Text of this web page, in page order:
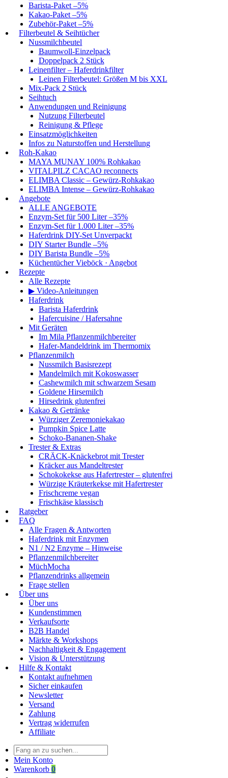
Barista-Paket –5%
Kakao-Paket –5%
Zubehör-Paket –5%
Filterbeutel & Seihtücher
Nussmilchbeutel
Baumwoll-Einzelpack
Doppelpack 2 Stück
Leinenfilter – Haferdrinkfilter
Leinen Filterbeutel: Größen M bis XXL
Mix-Pack 2 Stück
Seihtuch
Anwendungen und Reinigung
Nutzung Filterbeutel
Reinigung & Pflege
Einsatzmöglichkeiten
Infos zu Naturstoffen und Herstellung
Roh-Kakao
MAYA MUNAY 100% Rohkakao
VITALPILZ CACAO reconnects
ELIMBA Classic – Gewürz-Rohkakao
ELIMBA Intense – Gewürz-Rohkakao
Angebote
ALLE ANGEBOTE
Enzym-Set für 500 Liter –35%
Enzym-Set für 1.000 Liter –35%
Haferdrink DIY-Set Unverpackt
DIY Starter Bundle –5%
DIY Barista Bundle –5%
Küchentücher Vieböck · Angebot
Rezepte
Alle Rezepte
▶ Video-Anleitungen
Haferdrink
Barista Haferdrink
Hafercuisine / Hafersahne
Mit Geräten
Im Mila Pflanzenmilchbereiter
Hafer-Mandeldrink im Thermomix
Pflanzenmilch
Nussmilch Basisrezept
Mandelmilch mit Kokoswasser
Cashewmilch mit schwarzem Sesam
Goldene Hirsemilch
Hirsedrink glutenfrei
Kakao & Getränke
Würziger Zeremoniekakao
Pumpkin Spice Latte
Schoko-Bananen-Shake
Trester & Extras
CRÄCK-Knäckebrot mit Trester
Kräcker aus Mandeltrester
Schokokekse aus Hafertrester – glutenfrei
Würzige Kräuterkekse mit Hafertrester
Frischcreme vegan
Frischkäse klassisch
Ratgeber
FAQ
Alle Fragen & Antworten
Haferdrink mit Enzymen
N1 / N2 Enzyme – Hinweise
Pflanzenmilchbereiter
MüchMocha
Pflanzendrinks allgemein
Frage stellen
Über uns
Über uns
Kundenstimmen
Verkaufsorte
B2B Handel
Märkte & Workshops
Nachhaltigkeit & Engagement
Vision & Unterstützung
Hilfe & Kontakt
Kontakt aufnehmen
Sicher einkaufen
Newsletter
Versand
Zahlung
Vertrag widerrufen
Affiliate
Mein Konto
Warenkorb 0